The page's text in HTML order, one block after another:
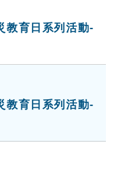
教育日系列活動-
教育日系列活動-